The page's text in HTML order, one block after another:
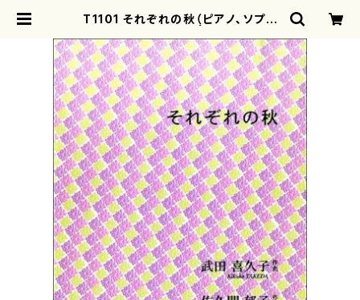
T1101 それぞれの秋（ピアノ、ソプラ
th